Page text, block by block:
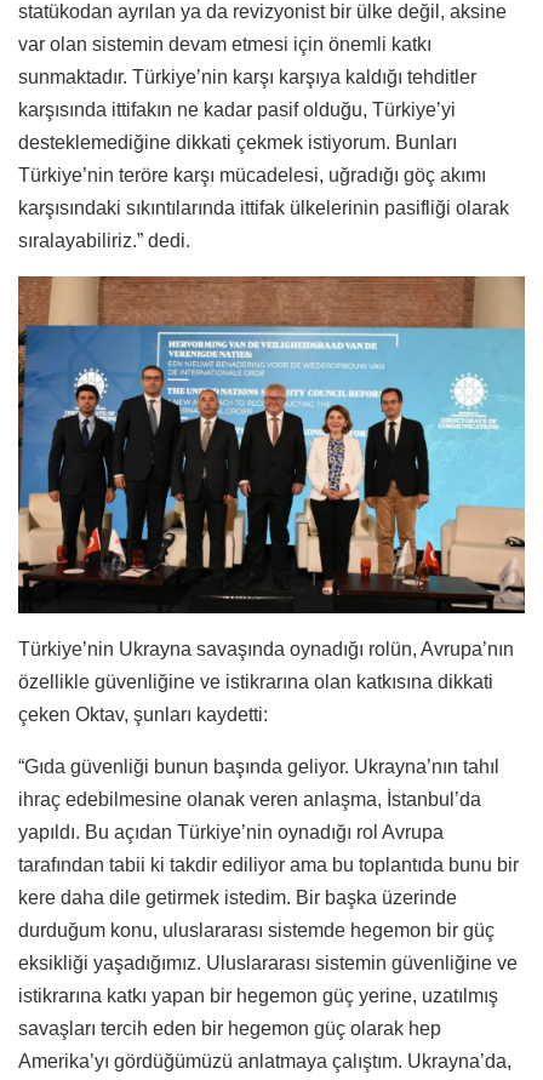
statükodan ayrılan ya da revizyonist bir ülke değil, aksine
var olan sistemin devam etmesi için önemli katkı
sunmaktadır. Türkiye’nin karşı karşıya kaldığı tehditler
karşısında ittifakın ne kadar pasif olduğu, Türkiye’yi
desteklemediğine dikkati çekmek istiyorum. Bunları
Türkiye’nin teröre karşı mücadelesi, uğradığı göç akımı
karşısındaki sıkıntılarında ittifak ülkelerinin pasifliği olarak
sıralayabiliriz.” dedi.
Türkiye’nin Ukrayna savaşında oynadığı rolün, Avrupa’nın
özellikle güvenliğine ve istikrarına olan katkısına dikkati
çeken Oktav, şunları kaydetti:
“Gıda güvenliği bunun başında geliyor. Ukrayna’nın tahıl
ihraç edebilmesine olanak veren anlaşma, İstanbul’da
yapıldı. Bu açıdan Türkiye’nin oynadığı rol Avrupa
tarafından tabii ki takdir ediliyor ama bu toplantıda bunu bir
kere daha dile getirmek istedim. Bir başka üzerinde
durduğum konu, uluslararası sistemde hegemon bir güç
eksikliği yaşadığımız. Uluslararası sistemin güvenliğine ve
istikrarına katkı yapan bir hegemon güç yerine, uzatılmış
savaşları tercih eden bir hegemon güç olarak hep
Amerika’yı gördüğümüzü anlatmaya çalıştım. Ukrayna’da,